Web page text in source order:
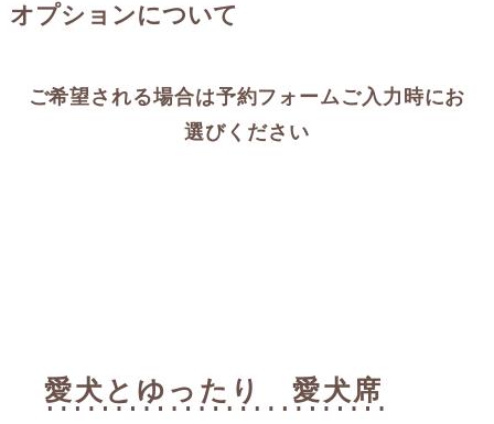
オプションについて
ご希望される場合は予約フォームご入力時にお
選びください
愛犬とゆったり 愛犬席